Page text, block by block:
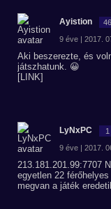
Ayistion 46
9 éve | 2017.
Aki beszerezte, és
játszhatunk. 😀
[LINK]
LyNxPC 1
9 éve | 2017.
213.181.201.99:7707
egyetlen 22
megvan a játék